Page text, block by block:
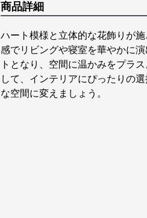
商品詳細
ハート模様と立体的な花飾りが
感でリビングや寝室を華やかに
トとなり、空間に温かみをプラ
して、インテリアにぴったりの
な空間に変えましょう。